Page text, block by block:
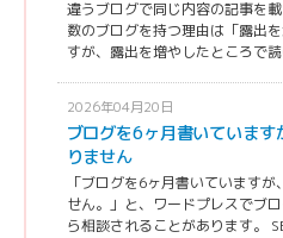
違うブログで同じ内容の記事を
数のブログを持つ理由は「露出
すが、露出を増やしたところで
2026年04月20日
ブログを6ヶ月書いていま
りません
「ブログを6ヶ月書いています
せん。」と、ワードプレスでブ
ら相談されることがあります。